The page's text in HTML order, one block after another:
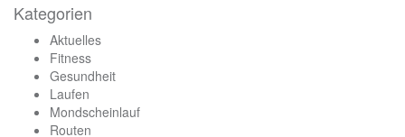
Kategorien
Aktuelles
Fitness
Gesundheit
Laufen
Mondscheinlauf
Routen